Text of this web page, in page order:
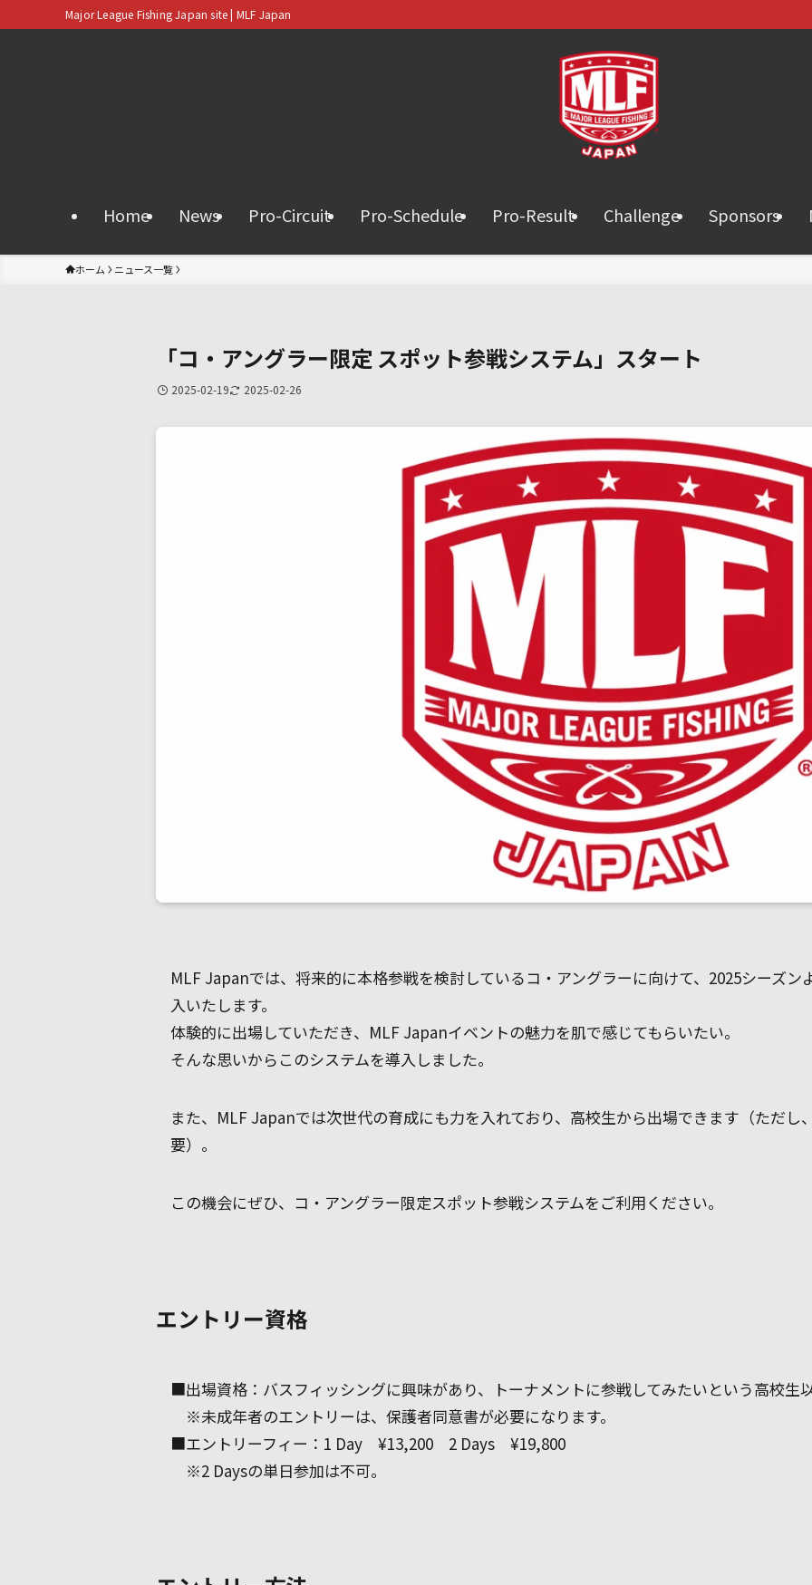
Major League Fishing Japan site | MLF Japan
Home News Pro-Circuit Pro-Schedule Pro-Result Challenge Sponsors
ホーム ニュース一覧
「コ・アングラー限定 スポット参戦システム」スタート
2025-02-19 2025-02-26
MLF Japanでは、将来的に本格参戦を検討しているコ・アングラーに向けて、2025シーズン
入いたします。
体験的に出場していただき、MLF Japanイベントの魅力を肌で感じてもらいたい。
そんな思いからこのシステムを導入しました。
また、MLF Japanでは次世代の育成にも力を入れており、高校生から出場できます（ただし
要）。
この機会にぜひ、コ・アングラー限定スポット参戦システムをご利用ください。
エントリー資格
■出場資格：バスフィッシングに興味があり、トーナメントに参戦してみたいという高校生
※未成年者のエントリーは、保護者同意書が必要になります。
■エントリーフィー：1 Day ¥13,200 2 Days ¥19,800
※2 Daysの単日参加は不可。